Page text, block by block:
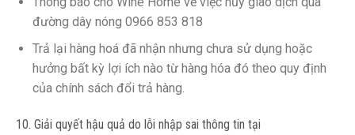
đường dây nóng 0966 853 818
Trả lại hàng hoá đã nhận nhưng chưa sử dụng hoặc
hưởng bất kỳ lợi ích nào từ hàng hóa đó theo quy định
của chính sách đổi trả hàng.
10. Giải quyết hậu quả do lỗi nhập sai thông tin tại